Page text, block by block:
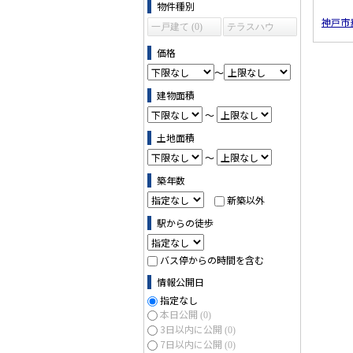
物件種別
一戸建て (0)
テラスハウ
価格
～
建物面積
～
土地面積
～
築年数
新築以外
駅からの徒歩
バス停からの時間を含む
情報公開日
指定なし
本日公開 (0)
3日以内に公開 (0)
7日以内に公開 (0)
神戸市